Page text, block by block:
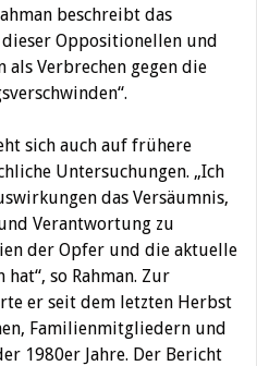
beschreibt das
dieser Oppositionellen und
als Verbrechen gegen die
sich auch auf frühere
Untersuchungen. „Ich
das Versäumnis,
Verantwortung zu
der Opfer und die aktuelle
so Rahman. Zur
er seit dem letzten Herbst
Familienmitgliedern und
1980er Jahre. Der Bericht